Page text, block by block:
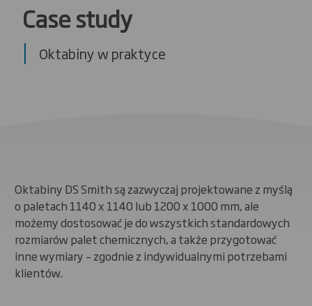
Case study
Oktabiny w praktyce
Oktabiny DS Smith są zazwyczaj projektowane z myślą
o paletach 1140 x 1140 lub 1200 x 1000 mm, ale
możemy dostosować je do wszystkich standardowych
rozmiarów palet chemicznych, a także przygotować
inne wymiary – zgodnie z indywidualnymi potrzebami
klientów.